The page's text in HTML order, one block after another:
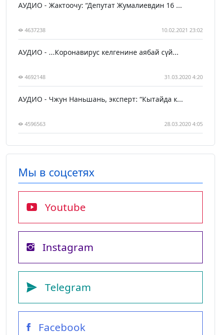
АУДИО - Жактоочу: “Депутат Жумалиевдин 16 ...
4637238 10.02.2021 23:02
АУДИО - ...Коронавирус келгенине аябай сүй...
4692148 31.03.2020 4:20
АУДИО - Чжун Наньшань, эксперт: “Кытайда к...
4596563 28.03.2020 4:05
Мы в соцсетях
Youtube
Instagram
Telegram
Facebook